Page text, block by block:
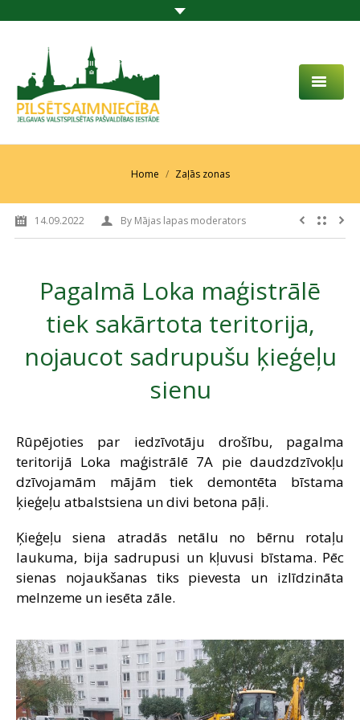
PAR MUMS
SABIEDRĪBAS LĪDZDALĪBA
SAZIŅA
Home Zaļās zonas
14.09.2022 By Mājas lapas moderators
Pagalmā Loka maģistrālē
tiek sakārtota teritorija,
nojaucot sadrupušu ķieģeļu
sienu
Rūpējoties par iedzīvotāju drošību, pagalma
teritorijā Loka maģistrālē 7A pie daudzdzīvokļu
dzīvojamām mājām tiek demontēta bīstama
ķieģeļu atbalstsiena un divi betona pāļi.
Ķieģeļu siena atradās netālu no bērnu rotaļu
laukuma, bija sadrupusi un kļuvusi bīstama. Pēc
sienas nojaukšanas tiks pievesta un izlīdzināta
melnzeme un iesēta zāle.